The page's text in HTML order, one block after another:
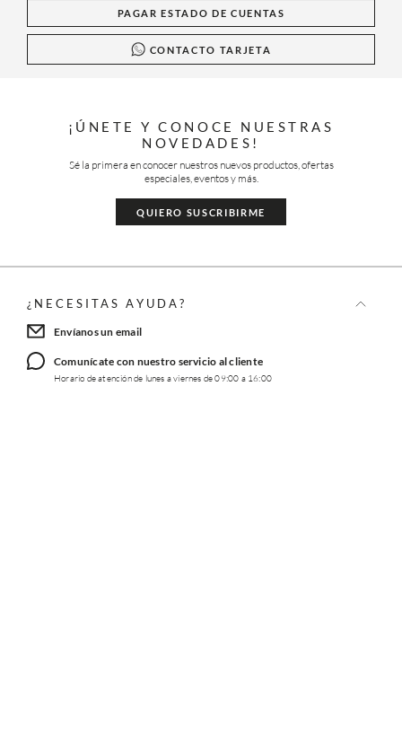
PAGAR ESTADO DE CUENTAS
CONTACTO TARJETA
¡ÚNETE Y CONOCE NUESTRAS
NOVEDADES!
Sé la primera en conocer nuestros nuevos productos, ofertas
especiales, eventos y más.
QUIERO SUSCRIBIRME
¿NECESITAS AYUDA?
Envíanos un email
Comunícate con nuestro servicio al cliente
Horario de atención de lunes a viernes de 09:00 a 16:00